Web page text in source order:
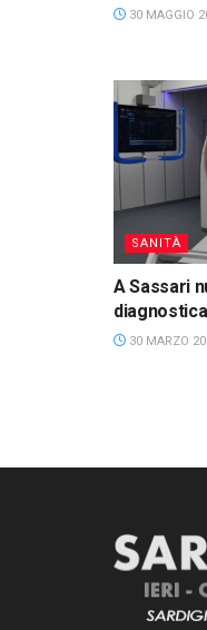
30 MAGGIO
SANITÀ
A Sassari
30 MARZO